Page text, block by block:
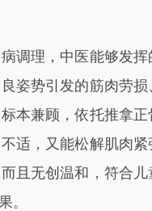
理，中医能够发挥
姿势引发的筋肉劳
本兼顾，依托推拿
适，又能松解肌肉
且无创温和，符合
。